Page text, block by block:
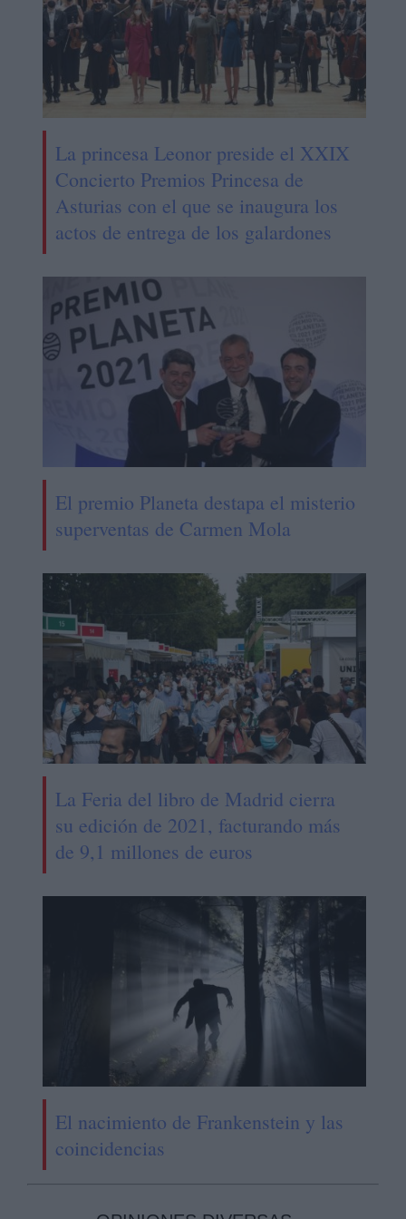
La princesa Leonor preside el XXIX
Concierto Premios Princesa de
Asturias con el que se inaugura los
actos de entrega de los galardones
El premio Planeta destapa el misterio
superventas de Carmen Mola
La Feria del libro de Madrid cierra
su edición de 2021, facturando más
de 9,1 millones de euros
El nacimiento de Frankenstein y las
coincidencias